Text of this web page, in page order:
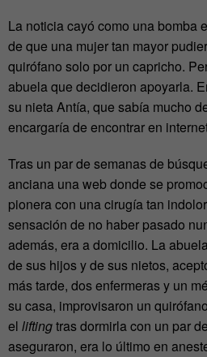
La noticia cayó como una bomba
de que una mujer tan mayor
quirófano solo por un capricho.
abuela que decidieron apoyarla.
su nieta Antía, que sabía mucho
encargaría de encontrar en
Tras un par de semanas de
anciana una web donde se
pionera con una cirugía tan
sensación de no haber pasado
además, era a domicilio. La
de sus hijos y de sus nietos,
más tarde, dos enfermeras y un
su casa, improvisaron un
el liftingtras dormirla con un par
aseguraron, era lo último en